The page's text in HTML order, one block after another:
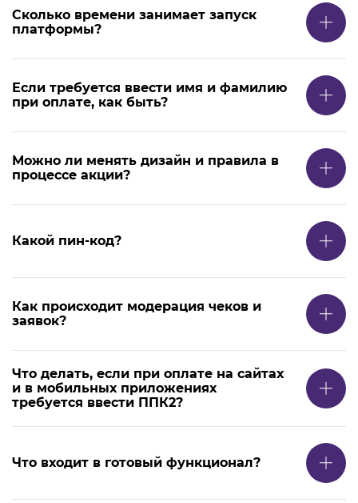
Сколько времени занимает запуск
платформы?
Если требуется ввести имя и фамилию
при оплате, как быть?
Можно ли менять дизайн и правила в
процессе акции?
Какой пин-код?
Как происходит модерация чеков и
заявок?
Что делать, если при оплате на сайтах
и в мобильных приложениях
требуется ввести ППК2?
Что входит в готовый функционал?